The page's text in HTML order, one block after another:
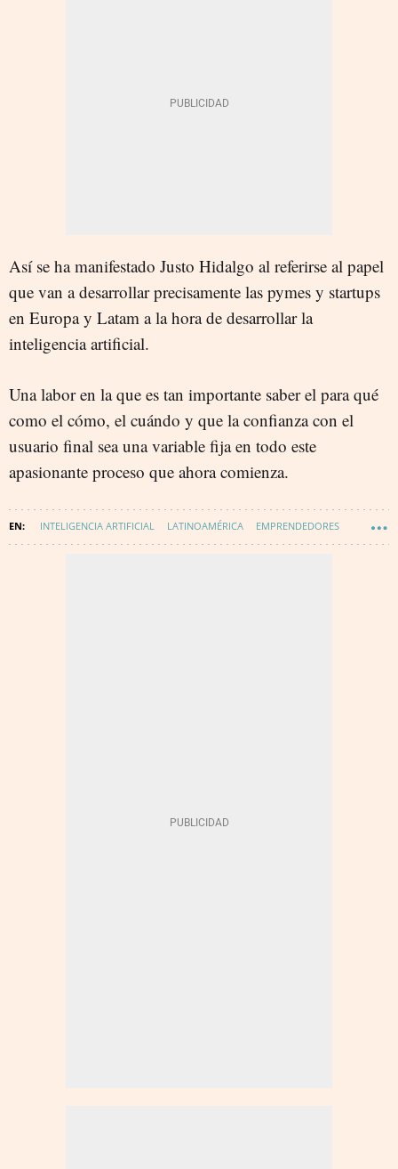
Así se ha manifestado Justo Hidalgo al referirse al papel
que van a desarrollar precisamente las pymes y startups
en Europa y Latam a la hora de desarrollar la
inteligencia artificial.
Una labor en la que es tan importante saber el para qué
como el cómo, el cuándo y que la confianza con el
usuario final sea una variable fija en todo este
apasionante proceso que ahora comienza.
INTELIGENCIA ARTIFICIAL LATINOAMÉRICA EMPRENDEDORES